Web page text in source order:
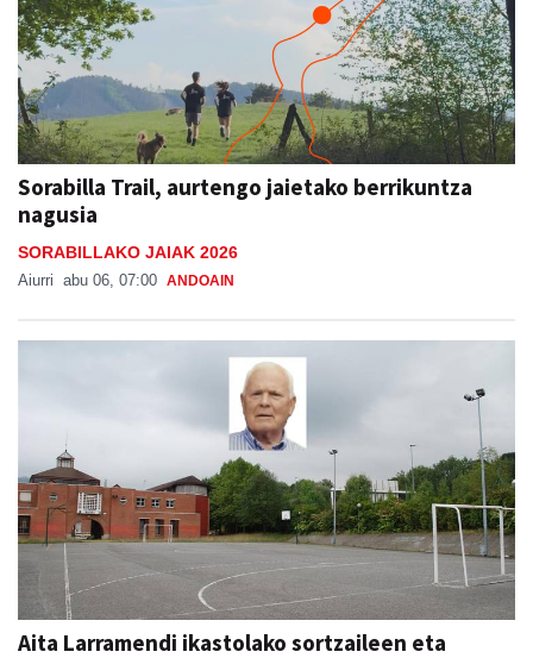
Sorabilla Trail, aurtengo jaietako berrikuntza
nagusia
SORABILLAKO JAIAK 2026
Aiurri abu 06, 07:00 ANDOAIN
Aita Larramendi ikastolako sortzaileen eta